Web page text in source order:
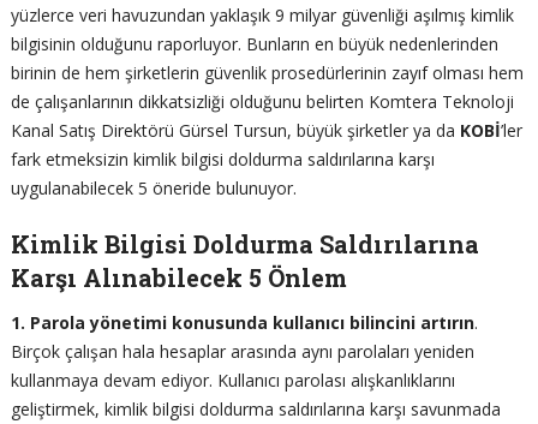
yüzlerce veri havuzundan yaklaşık 9 milyar güvenliği aşılmış kimlik
bilgisinin olduğunu raporluyor. Bunların en büyük nedenlerinden
birinin de hem şirketlerin güvenlik prosedürlerinin zayıf olması hem
de çalışanlarının dikkatsizliği olduğunu belirten Komtera Teknoloji
Kanal Satış Direktörü Gürsel Tursun, büyük şirketler ya da KOBİ’ler
fark etmeksizin kimlik bilgisi doldurma saldırılarına karşı
uygulanabilecek 5 öneride bulunuyor.
Kimlik Bilgisi Doldurma Saldırılarına
Karşı Alınabilecek 5 Önlem
1. Parola yönetimi konusunda kullanıcı bilincini artırın.
Birçok çalışan hala hesaplar arasında aynı parolaları yeniden
kullanmaya devam ediyor. Kullanıcı parolası alışkanlıklarını
geliştirmek, kimlik bilgisi doldurma saldırılarına karşı savunmada